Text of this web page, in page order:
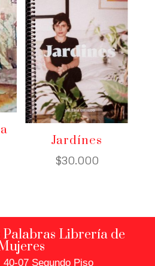
Jardínes
$30.000
Palabras Librería de
40-07 Segundo Piso